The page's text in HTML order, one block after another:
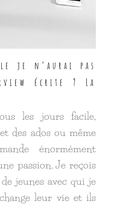
je n’aurai pas
écrite ? La
les jours facile,
des ados ou même
énormément
passion. Je reçois
jeunes avec qui je
leur vie et ils